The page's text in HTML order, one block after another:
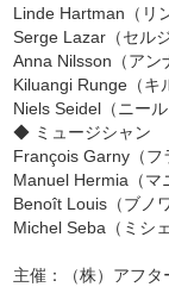
Linde Hartman（リ
Serge Lazar（セル
Anna Nilsson（アン
Kiluangi Runge（キ
Niels Seidel（ニー
◆ ミュージシャン
François Garny（フ
Manuel Hermia（マ
Benoît Louis（ブノ
Michel Seba（ミシ
主催：（株）アフ